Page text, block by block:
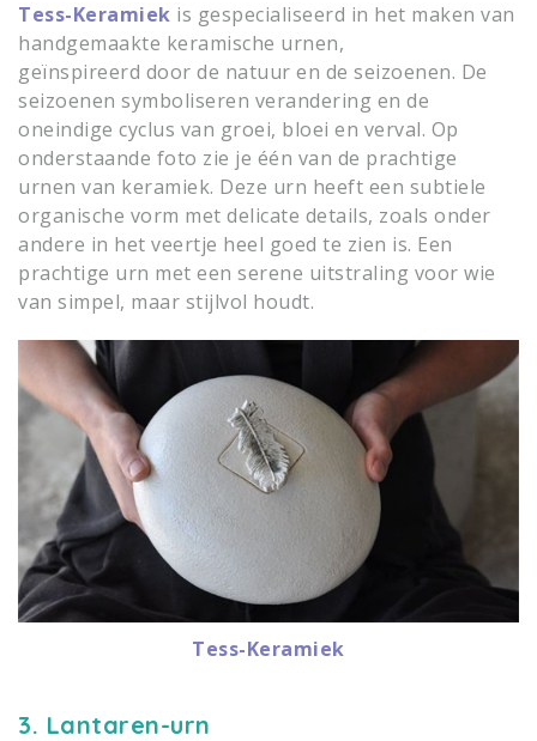
Tess-Keramiek is gespecialiseerd in het maken van
handgemaakte keramische urnen,
geïnspireerd door de natuur en de seizoenen. De
seizoenen symboliseren verandering en de
oneindige cyclus van groei, bloei en verval. Op
onderstaande foto zie je één van de prachtige
urnen van keramiek. Deze urn heeft een subtiele
organische vorm met delicate details, zoals onder
andere in het veertje heel goed te zien is. Een
prachtige urn met een serene uitstraling voor wie
van simpel, maar stijlvol houdt.
Tess-Keramiek
3. Lantaren-urn